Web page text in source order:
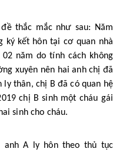
thắc mắc như sau: Năm
ký kết hôn tại cơ quan nhà
năm do tính cách không
xuyên nên hai anh chị đã
thân, chị B đã có quan hệ
chị B sinh một cháu gái
sinh cho cháu.
anh A ly hôn theo thủ tục